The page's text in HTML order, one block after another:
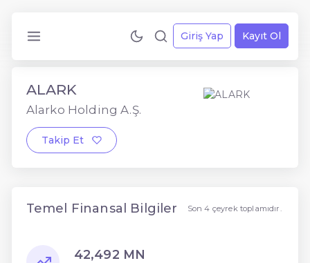
Giriş Yap Kayıt Ol
ALARK
Alarko Holding A.Ş.
Takip Et
Temel Finansal Bilgiler Son 4 çeyrek toplamıdır.
42,492 MN